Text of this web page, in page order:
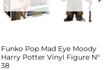
Funko Pop Mad Eye Moody
Harry Potter Vinyl Figure N°
38